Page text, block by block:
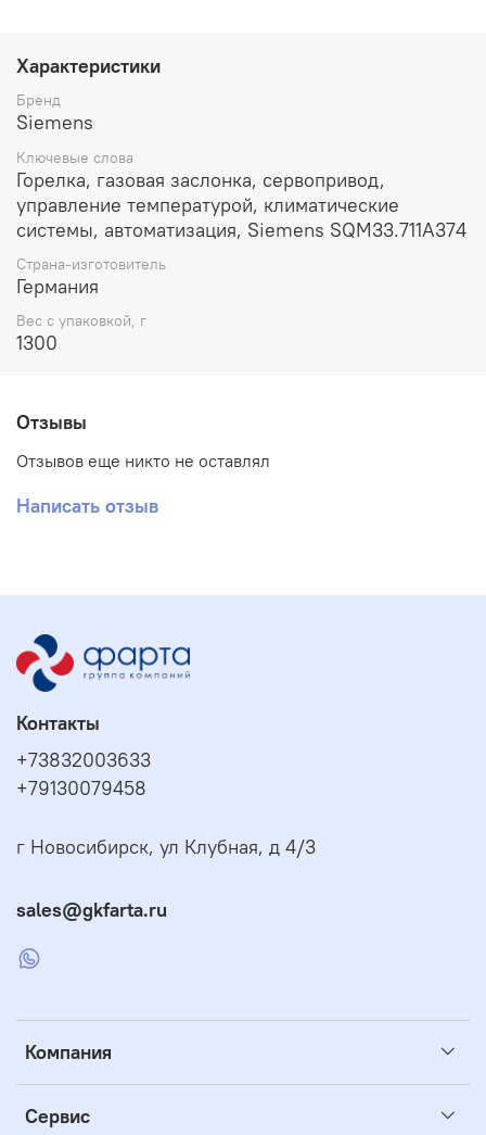
Характеристики
Бренд
Siemens
Ключевые слова
Горелка, газовая заслонка, сервопривод,
управление температурой, климатические
системы, автоматизация, Siemens SQM33.711A374
Страна-изготовитель
Германия
Вес с упаковкой, г
1300
Отзывы
Отзывов еще никто не оставлял
Написать отзыв
Компания
Сервис
Контакты
+73832003633
+79130079458
г Новосибирск, ул Клубная, д 4/3
sales@gkfarta.ru